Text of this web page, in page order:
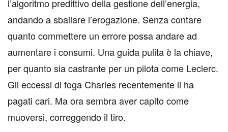
l’algoritmo predittivo della gestione dell’energia,
andando a sballare l’erogazione. Senza contare
quanto commettere un errore possa andare ad
aumentare i consumi. Una guida pulita è la chiave,
per quanto sia castrante per un pilota come Leclerc.
Gli eccessi di foga Charles recentemente li ha
pagati cari. Ma ora sembra aver capito come
muoversi, correggendo il tiro.